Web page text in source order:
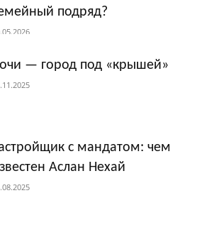
подряд?
— город под «крышей»
с мандатом: чем
Аслан Нехай